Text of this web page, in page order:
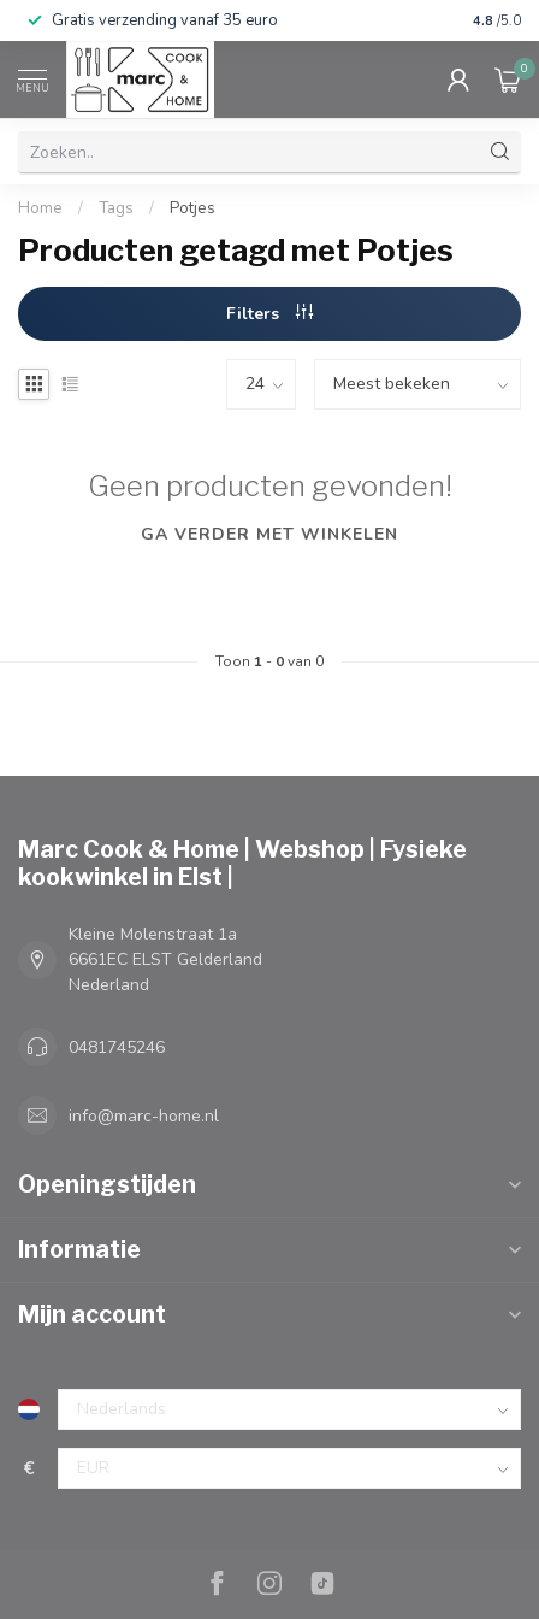
Gratis verzending vanaf 35 euro 4.8 /5.0
MENU
0
Home / Tags / Potjes
Producten getagd met Potjes
Filters
Geen producten gevonden!
GA VERDER MET WINKELEN
Toon 1 - 0van 0
Marc Cook & Home | Webshop | Fysieke
kookwinkel in Elst |
Kleine Molenstraat 1a
6661EC ELST Gelderland
Nederland
0481745246
info@marc-home.nl
Openingstijden
Informatie
Mijn account
€